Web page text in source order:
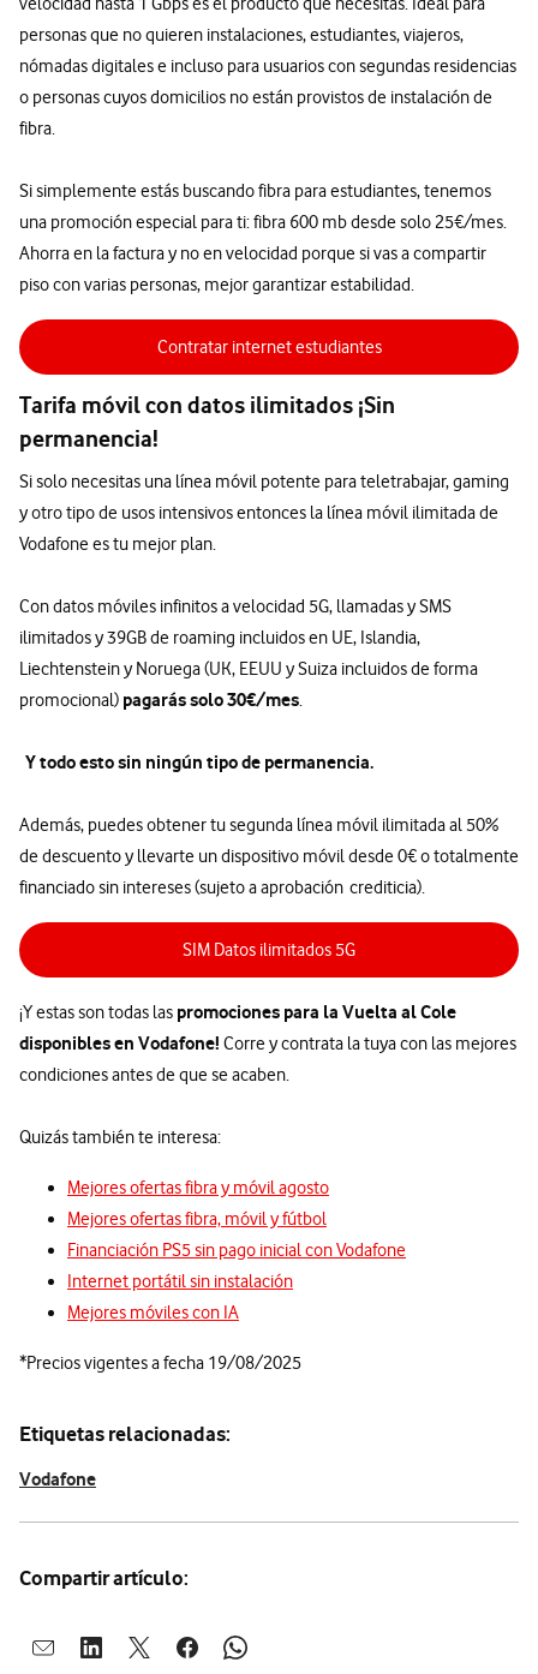
personas que no quieren instalaciones, estudiantes, viajeros,
nómadas digitales e incluso para usuarios con segundas residencias
o personas cuyos domicilios no están provistos de instalación de
fibra.
Si simplemente estás buscando fibra para estudiantes, tenemos
una promoción especial para ti: fibra 600 mb desde solo 25€/mes.
Ahorra en la factura y no en velocidad porque si vas a compartir
piso con varias personas, mejor garantizar estabilidad.
Contratar internet estudiantes
Tarifa móvil con datos ilimitados ¡Sin
permanencia!
Si solo necesitas una línea móvil potente para teletrabajar, gaming
y otro tipo de usos intensivos entonces la línea móvil ilimitada de
Vodafone es tu mejor plan.
Con datos móviles infinitos a velocidad 5G, llamadas y SMS
ilimitados y 39GB de roaming incluidos en UE, Islandia,
Liechtenstein y Noruega (UK, EEUU y Suiza incluidos de forma
promocional) pagarás solo 30€/mes.
Y todo esto sin ningún tipo de permanencia.
Además, puedes obtener tu segunda línea móvil ilimitada al 50%
de descuento y llevarte un dispositivo móvil desde 0€ o totalmente
financiado sin intereses (sujeto a aprobación crediticia).
SIM Datos ilimitados 5G
¡Y estas son todas las promociones para la Vuelta al Cole
disponibles en Vodafone! Corre y contrata la tuya con las mejores
condiciones antes de que se acaben.
Quizás también te interesa:
Mejores ofertas fibra y móvil agosto
Mejores ofertas fibra, móvil y fútbol
Financiación PS5 sin pago inicial con Vodafone
Internet portátil sin instalación
Mejores móviles con IA
*Precios vigentes a fecha 19/08/2025
Etiquetas relacionadas:
Vodafone
Compartir artículo:
Abrir ventana para compartir en mail
Abrir ventana para compartir en linkedin
Abrir ventana para compartir en twitter
Abrir ventana para compartir en facebook
Abrir ventana para compartir en